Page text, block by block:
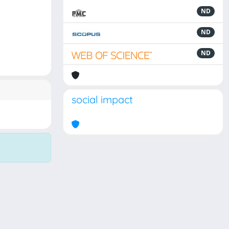
ND
ND
ND
social impact